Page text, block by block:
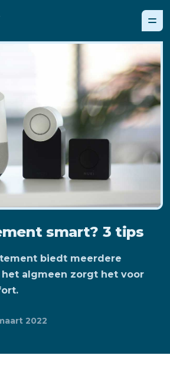
smart? 3 tips
biedt meerdere
algmeen zorgt het voor
2022